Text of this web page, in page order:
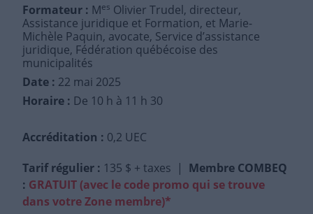
Formateur : Mes Olivier Trudel, directeur,
Assistance juridique et Formation, et Marie-
Michèle Paquin, avocate, Service d’assistance
juridique, Fédération québécoise des
municipalités
Date : 22 mai 2025
Horaire : De 10 h à 11 h 30
Accréditation : 0,2 UEC
Tarif régulier : 135 $ + taxes | Membre COMBEQ
: GRATUIT (avec le code promo qui se trouve
dans votre Zone membre)*